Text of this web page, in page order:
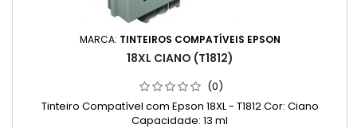
MARCA: TINTEIROS COMPATÍVEIS EPSON
18XL CIANO (T1812)
(0)
Tinteiro Compatível com Epson 18XL - T1812 Cor: Ciano
Capacidade: 13 ml